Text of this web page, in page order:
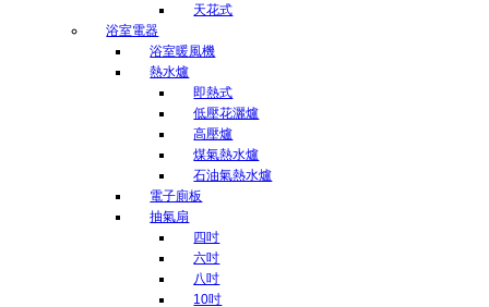
天花式
浴室電器
浴室暖風機
熱水爐
即熱式
低壓花灑爐
高壓爐
煤氣熱水爐
石油氣熱水爐
電子廁板
抽氣扇
四吋
六吋
八吋
10吋